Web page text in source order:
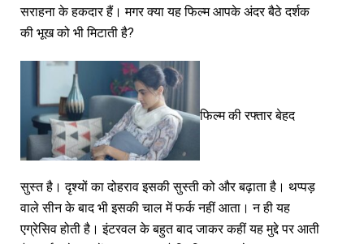
सराहना के हकदार हैं। मगर क्या यह फिल्म आपके अंदर बैठे दर्शक
की भूख को भी मिटाती है?
फिल्म की रफ्तार बेहद
सुस्त है। दृश्यों का दोहराव इसकी सुस्ती को और बढ़ाता है। थप्पड़
वाले सीन के बाद भी इसकी चाल में फर्क नहीं आता। न ही यह
एग्रेसिव होती है। इंटरवल के बहुत बाद जाकर कहीं यह मुद्दे पर आती